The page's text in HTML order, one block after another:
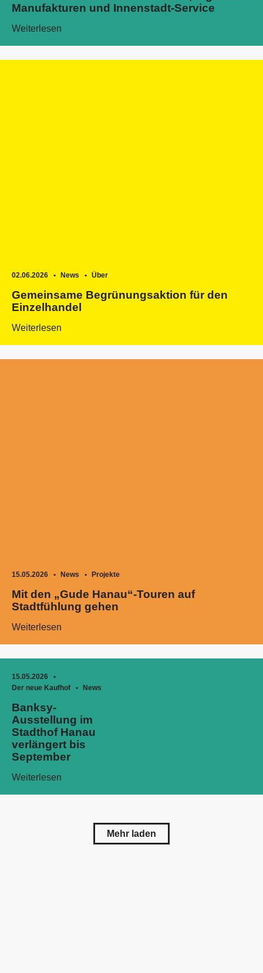
Manufakturen und Innenstadt-Service
Weiterlesen
02.06.2026 News Über
Gemeinsame Begrünungsaktion für den
Einzelhandel
Weiterlesen
15.05.2026 News Projekte
Mit den „Gude Hanau“-Touren auf
Stadtfühlung gehen
Weiterlesen
15.05.2026
Der neue Kaufhof
News
Banksy-
Ausstellung im
Stadthof Hanau
verlängert bis
September
Weiterlesen
Mehr laden